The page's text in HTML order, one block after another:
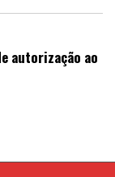
autorização ao